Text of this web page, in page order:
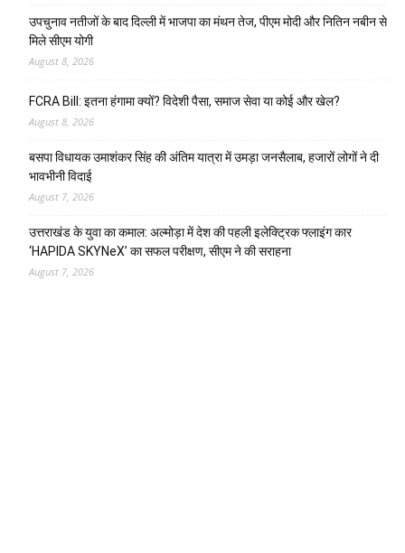
उपचुनाव नतीजों के बाद दिल्ली में भाजपा का मंथन तेज, पीएम मोदी और नितिन नबीन से
मिले सीएम योगी
August 8, 2026
FCRA Bill: इतना हंगामा क्यों? विदेशी पैसा, समाज सेवा या कोई और खेल?
August 8, 2026
बसपा विधायक उमाशंकर सिंह की अंतिम यात्रा में उमड़ा जनसैलाब, हजारों लोगों ने दी
भावभीनी विदाई
August 7, 2026
उत्तराखंड के युवा का कमाल: अल्मोड़ा में देश की पहली इलेक्ट्रिक फ्लाइंग कार
‘HAPIDA SKYNeX’ का सफल परीक्षण, सीएम ने की सराहना
August 7, 2026